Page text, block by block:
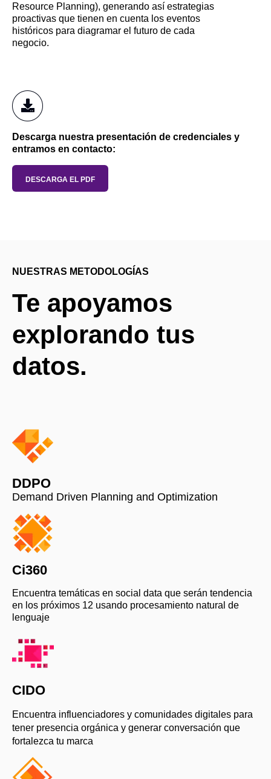
Resource Planning), generando así estrategias
proactivas que tienen en cuenta los eventos
históricos para diagramar el futuro de cada
negocio.
Descarga nuestra presentación de credenciales y
entramos en contacto:
DESCARGA EL PDF
NUESTRAS METODOLOGÍAS
Te apoyamos
explorando tus
datos.
DDPO
Demand Driven Planning and Optimization
Ci360
Encuentra temáticas en social data que serán tendencia
en los próximos 12 usando procesamiento natural de
lenguaje
CIDO
Encuentra influenciadores y comunidades digitales para
tener presencia orgánica y generar conversación que
fortalezca tu marca